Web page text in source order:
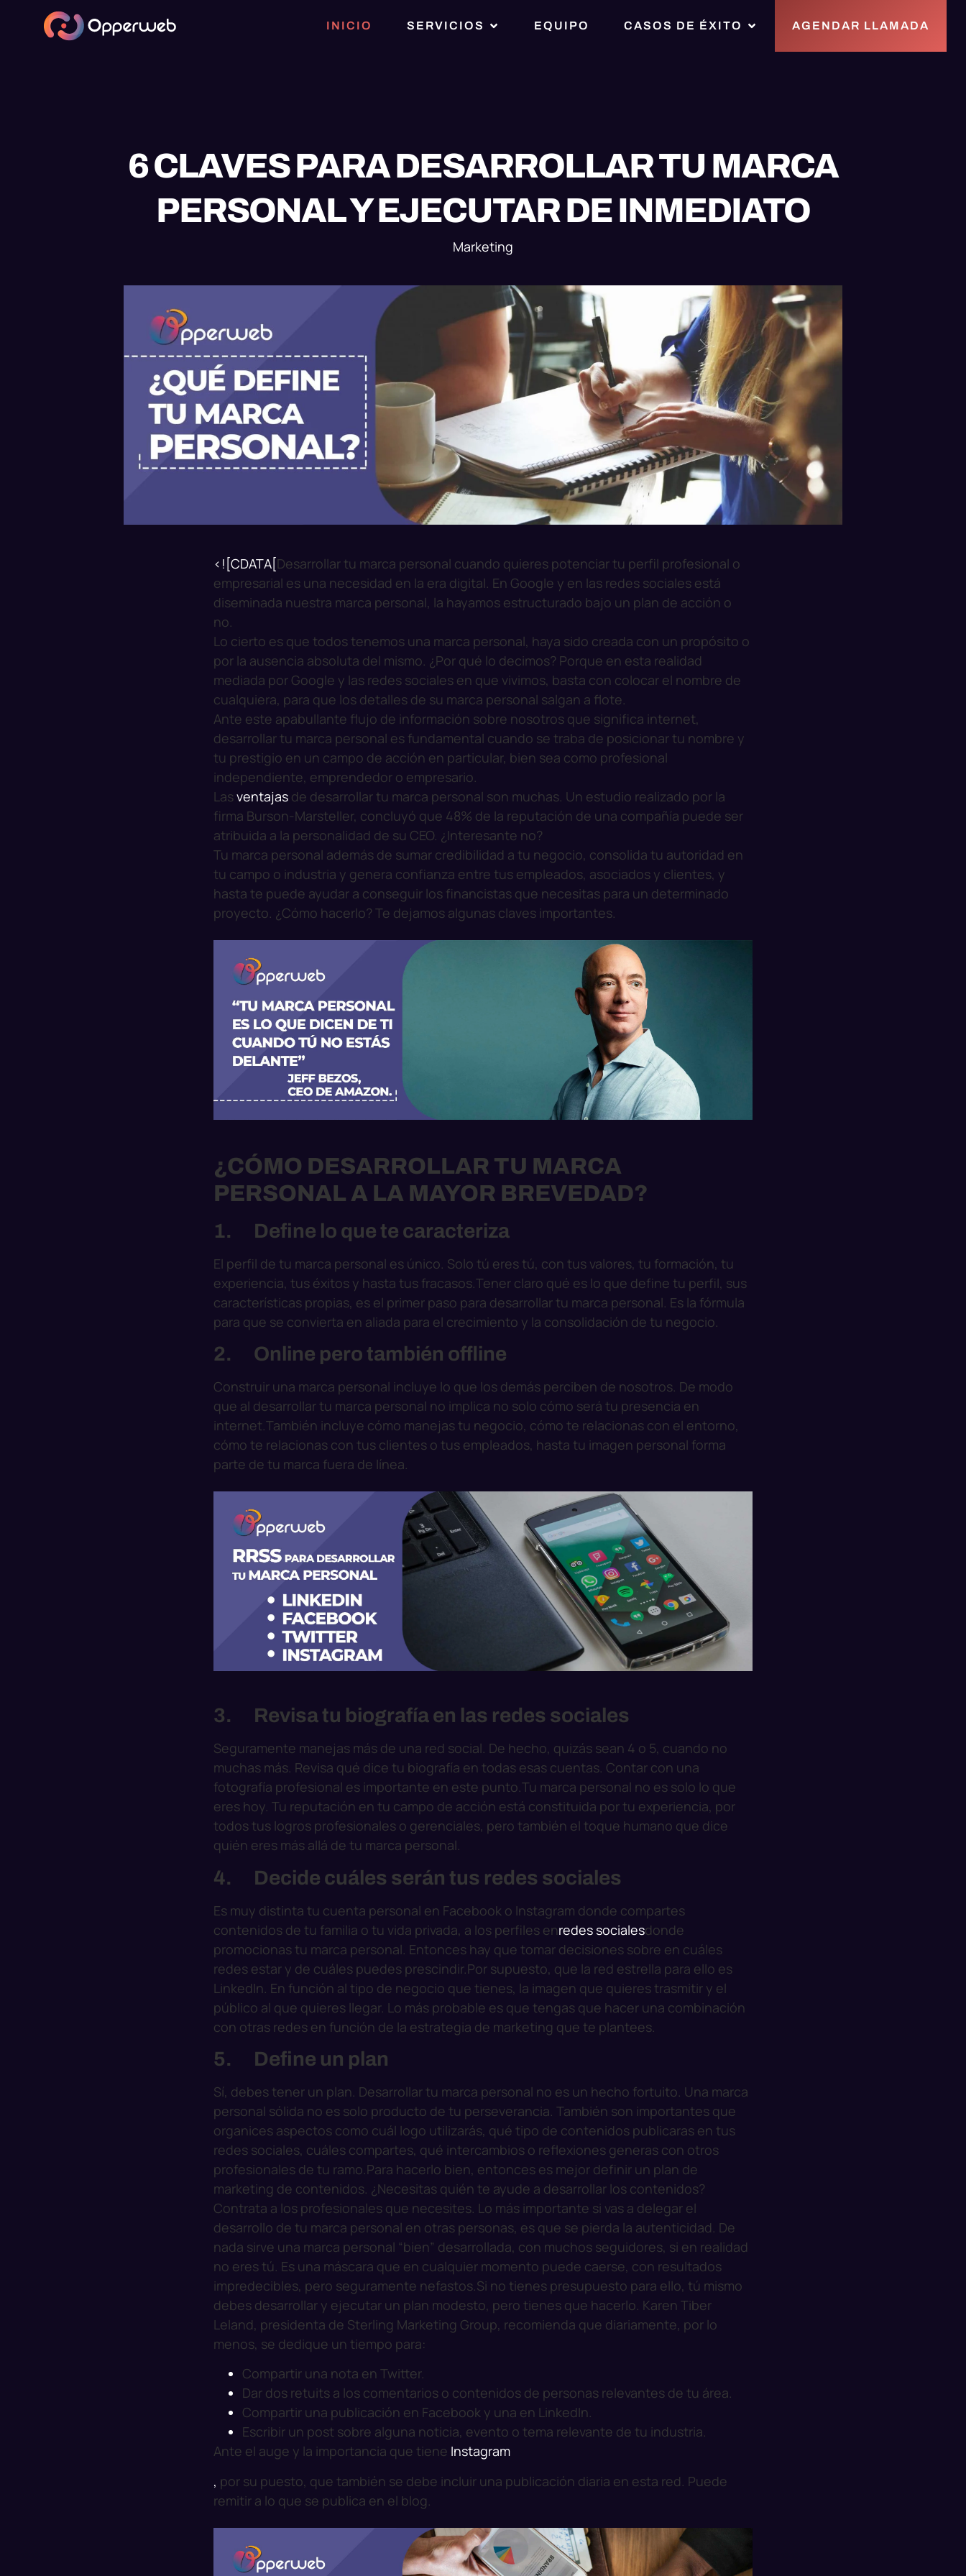
INICIO SERVICIOS EQUIPO CASOS DE ÉXITO AGENDAR LLAMADA
6 CLAVES PARA DESARROLLAR TU MARCA
PERSONAL Y EJECUTAR DE INMEDIATO
Marketing
<![CDATA[Desarrollar tu marca personal cuando quieres potenciar tu perfil profesional o
empresarial es una necesidad en la era digital. En Google y en las redes sociales está
diseminada nuestra marca personal, la hayamos estructurado bajo un plan de acción o
no.
Lo cierto es que todos tenemos una marca personal, haya sido creada con un propósito o
por la ausencia absoluta del mismo. ¿Por qué lo decimos? Porque en esta realidad
mediada por Google y las redes sociales en que vivimos, basta con colocar el nombre de
cualquiera, para que los detalles de su marca personal salgan a flote.
Ante este apabullante flujo de información sobre nosotros que significa internet,
desarrollar tu marca personal es fundamental cuando se traba de posicionar tu nombre y
tu prestigio en un campo de acción en particular, bien sea como profesional
independiente, emprendedor o empresario.
Lasventajas de desarrollar tu marca personal son muchas. Un estudio realizado por la
firma Burson-Marsteller, concluyó que 48% de la reputación de una compañía puede ser
atribuida a la personalidad de su CEO. ¿Interesante no?
Tu marca personal además de sumar credibilidad a tu negocio, consolida tu autoridad en
tu campo o industria y genera confianza entre tus empleados, asociados y clientes, y
hasta te puede ayudar a conseguir los financistas que necesitas para un determinado
proyecto. ¿Cómo hacerlo? Te dejamos algunas claves importantes.
¿CÓMO DESARROLLAR TU MARCA
PERSONAL A LA MAYOR BREVEDAD?
1. Define lo que te caracteriza
El perfil de tu marca personal es único. Solo tú eres tú, con tus valores, tu formación, tu
experiencia, tus éxitos y hasta tus fracasos. Tener claro qué es lo que define tu perfil, sus
características propias, es el primer paso para desarrollar tu marca personal. Es la fórmula
para que se convierta en aliada para el crecimiento y la consolidación de tu negocio.
2. Online pero también offline
Construir una marca personal incluye lo que los demás perciben de nosotros. De modo
que al desarrollar tu marca personal no implica no solo cómo será tu presencia en
internet.También incluye cómo manejas tu negocio, cómo te relacionas con el entorno,
cómo te relacionas con tus clientes o tus empleados, hasta tu imagen personal forma
parte de tu marca fuera de línea.
3. Revisa tu biografía en las redes sociales
Seguramente manejas más de una red social. De hecho, quizás sean 4 o 5, cuando no
muchas más. Revisa qué dice tu biografía en todas esas cuentas. Contar con una
fotografía profesional es importante en este punto.Tu marca personal no es solo lo que
eres hoy. Tu reputación en tu campo de acción está constituida por tu experiencia, por
todos tus logros profesionales o gerenciales, pero también el toque humano que dice
quién eres más allá de tu marca personal.
4. Decide cuáles serán tus redes sociales
Es muy distinta tu cuenta personal en Facebook o Instagram donde compartes
contenidos de tu familia o tu vida privada, a los perfiles enredes socialesdonde
promocionas tu marca personal. Entonces hay que tomar decisiones sobre en cuáles
redes estar y de cuáles puedes prescindir. Por supuesto, que la red estrella para ello es
LinkedIn. En función al tipo de negocio que tienes, la imagen que quieres trasmitir y el
público al que quieres llegar. Lo más probable es que tengas que hacer una combinación
con otras redes en función de la estrategia de marketing que te plantees.
5. Define un plan
Sí, debes tener un plan. Desarrollar tu marca personal no es un hecho fortuito. Una marca
personal sólida no es solo producto de tu perseverancia. También son importantes que
organices aspectos como cuál logo utilizarás, qué tipo de contenidos publicaras en tus
redes sociales, cuáles compartes, qué intercambios o reflexiones generas con otros
profesionales de tu ramo.Para hacerlo bien, entonces es mejor definir un plan de
marketing de contenidos. ¿Necesitas quién te ayude a desarrollar los contenidos?
Contrata a los profesionales que necesites. Lo más importante si vas a delegar el
desarrollo de tu marca personal en otras personas, es que se pierda la autenticidad. De
nada sirve una marca personal “bien” desarrollada, con muchos seguidores, si en realidad
no eres tú. Es una máscara que en cualquier momento puede caerse, con resultados
impredecibles, pero seguramente nefastos.Si no tienes presupuesto para ello, tú mismo
debes desarrollar y ejecutar un plan modesto, pero tienes que hacerlo. Karen Tiber
Leland, presidenta de Sterling Marketing Group, recomienda que diariamente, por lo
menos, se dedique un tiempo para:
Compartir una nota en Twitter.
Dar dos retuits a los comentarios o contenidos de personas relevantes de tu área.
Compartir una publicación en Facebook y una en LinkedIn.
Escribir un post sobre alguna noticia, evento o tema relevante de tu industria.
Ante el auge y la importancia que tiene Instagram
, por su puesto, que también se debe incluir una publicación diaria en esta red. Puede
remitir a lo que se publica en el blog.